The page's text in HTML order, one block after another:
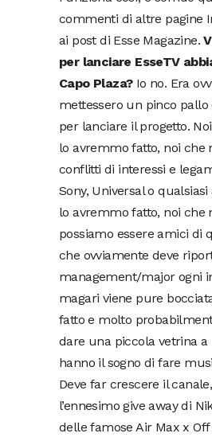
commenti di altre pagine
ai post di Esse Magazine.
per lanciare EsseTV
Capo Plaza?Io no. Era
mettessero un pinco
per lanciare il progetto.
lo avremmo fatto, noi che
conflitti di interessi e
Sony, Universal o
lo avremmo fatto, noi che
possiamo essere amici di
che ovviamente deve
management/major ogni
magari viene pure
fatto e molto
dare una piccola vetrina a
hanno il sogno di fare
Deve far crescere il
l’ennesimo give away di
delle famose Air Max x